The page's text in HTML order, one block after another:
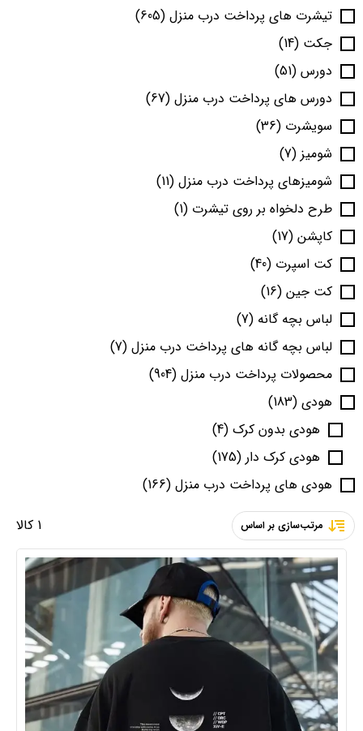
تیشرت های پرداخت درب منزل (605)
جکت (14)
دورس (51)
دورس های پرداخت درب منزل (67)
سویشرت (36)
شومیز (7)
شومیزهای پرداخت درب منزل (11)
طرح دلخواه بر روی تیشرت (1)
کاپشن (17)
کت اسپرت (40)
کت جین (16)
لباس بچه گانه (7)
لباس بچه گانه های پرداخت درب منزل (7)
محصولات پرداخت درب منزل (904)
هودی (183)
هودی بدون کرک (4)
هودی کرک دار (175)
هودی های پرداخت درب منزل (166)
1 کالا
مرتب‌سازی بر اساس